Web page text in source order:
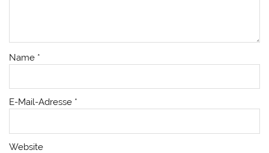
Name *
E-Mail-Adresse *
Website